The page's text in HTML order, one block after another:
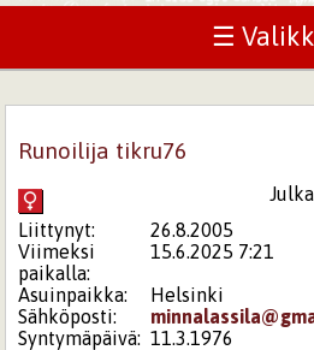
☰
Runoilija tikru76
Liittynyt:
26.8.2005
Viimeksi
paikalla:
15.6.2025 7:21
Asuinpaikka:
Helsinki
Sähköposti:
Syntymäpäivä: 11.3.1976